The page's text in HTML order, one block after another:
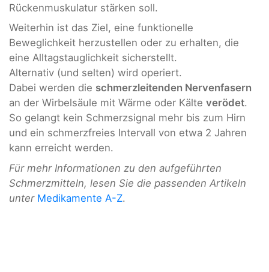
Rückenmuskulatur stärken soll.
Weiterhin ist das Ziel, eine funktionelle
Beweglichkeit herzustellen oder zu erhalten, die
eine Alltagstauglichkeit sicherstellt.
Alternativ (und selten) wird operiert.
Dabei werden die schmerzleitenden Nervenfasern
an der Wirbelsäule mit Wärme oder Kälte verödet.
So gelangt kein Schmerzsignal mehr bis zum Hirn
und ein schmerzfreies Intervall von etwa 2 Jahren
kann erreicht werden.
Für mehr Informationen zu den aufgeführten
Schmerzmitteln, lesen Sie die passenden Artikeln
unter Medikamente A-Z.